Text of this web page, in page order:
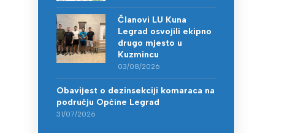
Članovi LU Kuna
Legrad osvojili ekipno
drugo mjesto u
Kuzmincu
03/08/2026
Obavijest o dezinsekciji komaraca na
području Općine Legrad
31/07/2026